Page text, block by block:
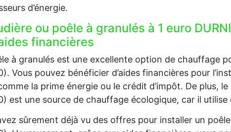
d’énergie.
ou poêle à granulés à 1 euro
financières
à granulés est une excellente option de chauffage
Vous pouvez bénéficier d’aides financières pour
la prime énergie ou le crédit d’impôt. De plus, le
est une source de chauffage écologique, car il utilise
sûrement déjà vu des offres pour installer un